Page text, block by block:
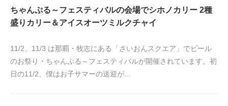
ちゃんぷる～フェスティバルの会場でシホノカリー 2種
盛りカリー＆アイスオーツミルクチャイ
11/2、11/3 は那覇・牧志にある「さいおんスクエア」でビール
のお祭り・ちゃんぷる～フェスティバルが開催されています。初
日の11/2、僕はお子サマーの送迎が…